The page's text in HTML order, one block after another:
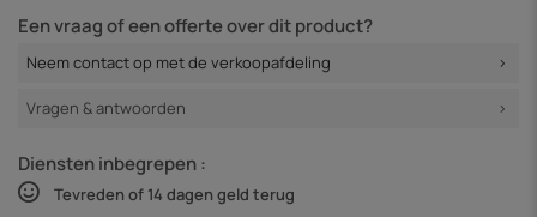
Een vraag of een offerte over dit product?
Neem contact op met de verkoopafdeling
Vragen & antwoorden
Diensten inbegrepen :
Tevreden of 14 dagen geld terug